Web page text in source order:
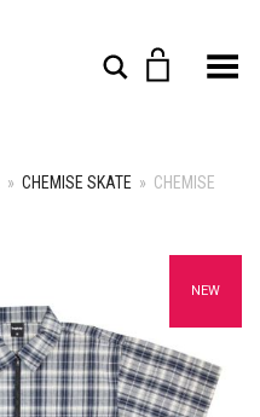
Rechercher
Toggle Menu
» CHEMISE SKATE » CHEMISE
NEW